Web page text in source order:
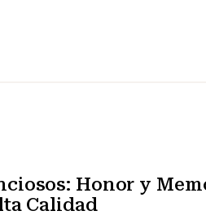
Honor y
Calidad